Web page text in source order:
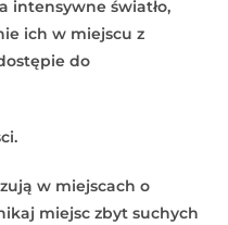
intensywne światło,
ich w miejscu z
do
w miejscach o
miejsc zbyt suchych